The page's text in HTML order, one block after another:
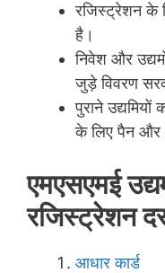
रजिस्ट्रेशन के
है।
निवेश और
जुड़े विवरण
पुराने
के लिए पैन और
एमएसएमई
रजिस्ट्रेशन
आधार कार्ड